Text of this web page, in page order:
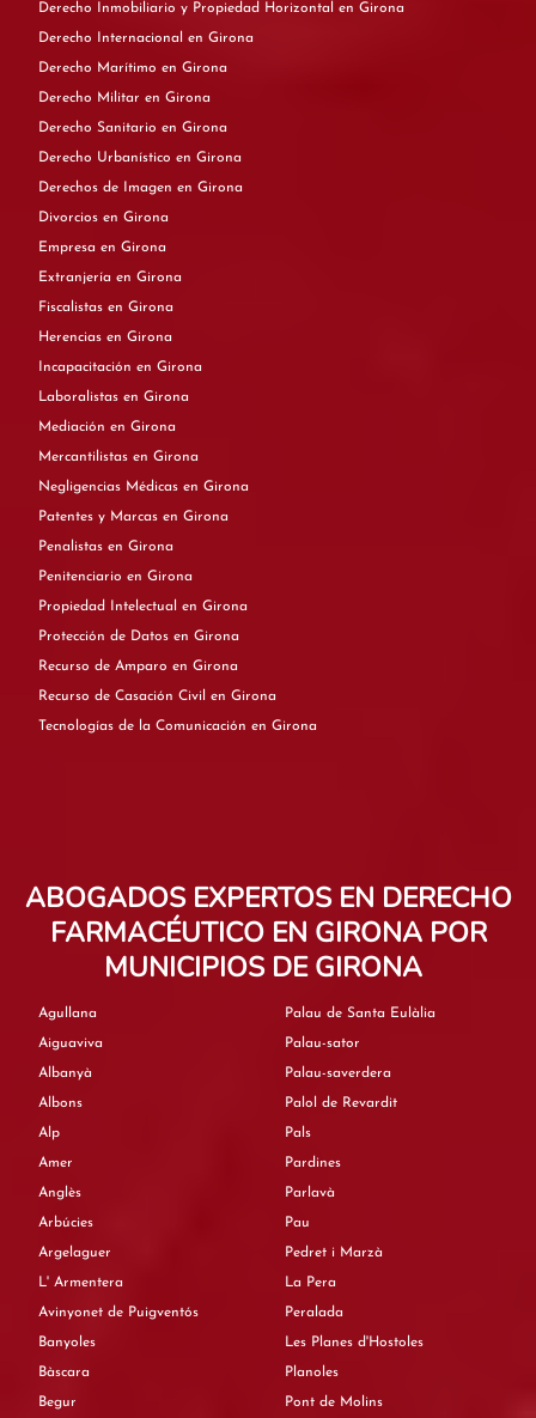
Derecho Inmobiliario y Propiedad Horizontal en Girona
Derecho Internacional en Girona
Derecho Marítimo en Girona
Derecho Militar en Girona
Derecho Sanitario en Girona
Derecho Urbanístico en Girona
Derechos de Imagen en Girona
Divorcios en Girona
Empresa en Girona
Extranjería en Girona
Fiscalistas en Girona
Herencias en Girona
Incapacitación en Girona
Laboralistas en Girona
Mediación en Girona
Mercantilistas en Girona
Negligencias Médicas en Girona
Patentes y Marcas en Girona
Penalistas en Girona
Penitenciario en Girona
Propiedad Intelectual en Girona
Protección de Datos en Girona
Recurso de Amparo en Girona
Recurso de Casación Civil en Girona
Tecnologías de la Comunicación en Girona
ABOGADOS EXPERTOS EN DERECHO
FARMACÉUTICO EN GIRONA POR
MUNICIPIOS DE GIRONA
Agullana
Aiguaviva
Albanyà
Albons
Alp
Amer
Anglès
Arbúcies
Argelaguer
L' Armentera
Avinyonet de Puigventós
Banyoles
Bàscara
Begur
Palau de Santa Eulàlia
Palau-sator
Palau-saverdera
Palol de Revardit
Pals
Pardines
Parlavà
Pau
Pedret i Marzà
La Pera
Peralada
Les Planes d'Hostoles
Planoles
Pont de Molins